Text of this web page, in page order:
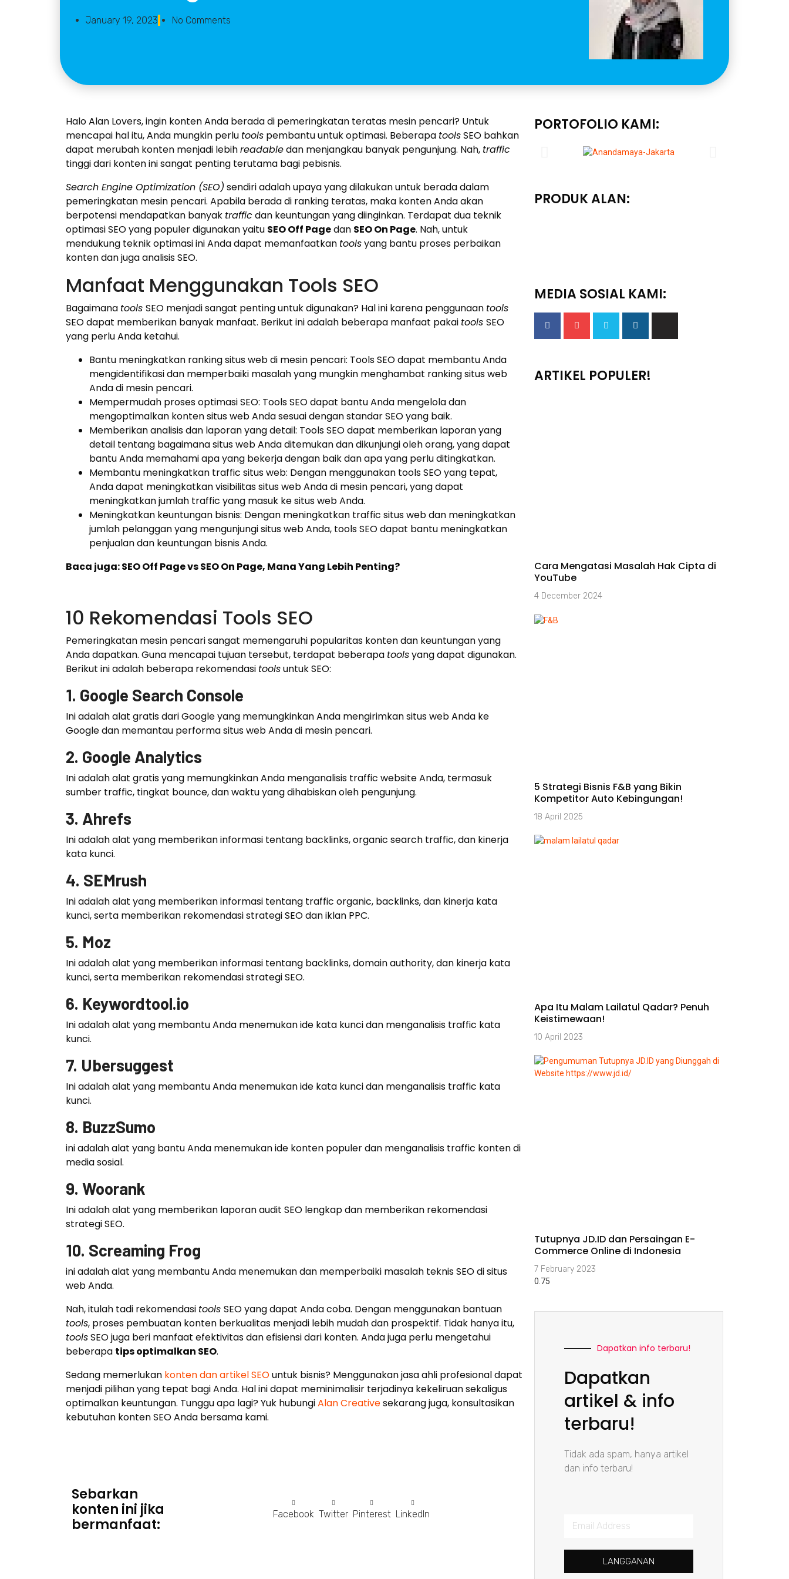
January 19, 2023 No Comments
Halo Alan Lovers, ingin konten Anda berada di pemeringkatan teratas mesin pencari? Untuk
mencapai hal itu, Anda mungkin perlu tools pembantu untuk optimasi. Beberapa toolsSEO bahkan
dapat merubah konten menjadi lebihreadabledan menjangkau banyak pengunjung. Nah, traffic
tinggi dari konten ini sangat penting terutama bagi pebisnis.
Search Engine Optimization (SEO) sendiri adalah upaya yang dilakukan untuk berada dalam
pemeringkatan mesin pencari. Apabila berada di ranking teratas, maka konten Anda akan
berpotensi mendapatkan banyak trafficdan keuntungan yang diinginkan. Terdapat dua teknik
optimasi SEO yang populer digunakan yaitu SEO Off Pagedan SEO On Page. Nah, untuk
mendukung teknik optimasi ini Anda dapat memanfaatkan toolsyang bantu proses perbaikan
konten dan juga analisis SEO.
Manfaat Menggunakan Tools SEO
Bagaimana tools SEO menjadi sangat penting untuk digunakan? Hal ini karena penggunaan tools
SEO dapat memberikan banyak manfaat. Berikut ini adalah beberapa manfaat pakai tools SEO
yang perlu Anda ketahui.
Bantu meningkatkan ranking situs web di mesin pencari: Tools SEO dapat membantu Anda
mengidentifikasi dan memperbaiki masalah yang mungkin menghambat ranking situs web
Anda di mesin pencari.
Mempermudah proses optimasi SEO: Tools SEO dapat bantu Anda mengelola dan
mengoptimalkan konten situs web Anda sesuai dengan standar SEO yang baik.
Memberikan analisis dan laporan yang detail: Tools SEO dapat memberikan laporan yang
detail tentang bagaimana situs web Anda ditemukan dan dikunjungi oleh orang, yang dapat
bantu Anda memahami apa yang bekerja dengan baik dan apa yang perlu ditingkatkan.
Membantu meningkatkan traffic situs web: Dengan menggunakan tools SEO yang tepat,
Anda dapat meningkatkan visibilitas situs web Anda di mesin pencari, yang dapat
meningkatkan jumlah traffic yang masuk ke situs web Anda.
Meningkatkan keuntungan bisnis: Dengan meningkatkan traffic situs web dan meningkatkan
jumlah pelanggan yang mengunjungi situs web Anda, tools SEO dapat bantu meningkatkan
penjualan dan keuntungan bisnis Anda.
Baca juga: SEO Off Page vs SEO On Page, Mana Yang Lebih Penting?
10 Rekomendasi Tools SEO
Pemeringkatan mesin pencari sangat memengaruhi popularitas konten dan keuntungan yang
Anda dapatkan. Guna mencapai tujuan tersebut, terdapat beberapa toolsyang dapat digunakan.
Berikut ini adalah beberapa rekomendasi toolsuntuk SEO:
1. Google Search Console
Ini adalah alat gratis dari Google yang memungkinkan Anda mengirimkan situs web Anda ke
Google dan memantau performa situs web Anda di mesin pencari.
2. Google Analytics
Ini adalah alat gratis yang memungkinkan Anda menganalisis traffic website Anda, termasuk
sumber traffic, tingkat bounce, dan waktu yang dihabiskan oleh pengunjung.
3. Ahrefs
Ini adalah alat yang memberikan informasi tentang backlinks, organic search traffic, dan kinerja
kata kunci.
4. SEMrush
Ini adalah alat yang memberikan informasi tentang traffic organic, backlinks, dan kinerja kata
kunci, serta memberikan rekomendasi strategi SEO dan iklan PPC.
5. Moz
Ini adalah alat yang memberikan informasi tentang backlinks, domain authority, dan kinerja kata
kunci, serta memberikan rekomendasi strategi SEO.
6. Keywordtool.io
Ini adalah alat yang membantu Anda menemukan ide kata kunci dan menganalisis traffic kata
kunci.
7. Ubersuggest
Ini adalah alat yang membantu Anda menemukan ide kata kunci dan menganalisis traffic kata
kunci.
8. BuzzSumo
ini adalah alat yang bantu Anda menemukan ide konten populer dan menganalisis traffic konten di
media sosial.
9. Woorank
Ini adalah alat yang memberikan laporan audit SEO lengkap dan memberikan rekomendasi
strategi SEO.
10. Screaming Frog
ini adalah alat yang membantu Anda menemukan dan memperbaiki masalah teknis SEO di situs
web Anda.
Nah, itulah tadi rekomendasi tools SEO yang dapat Anda coba. Dengan menggunakan bantuan
tools, proses pembuatan konten berkualitas menjadi lebih mudah dan prospektif. Tidak hanya itu,
toolsSEO juga beri manfaat efektivitas dan efisiensi dari konten. Anda juga perlu mengetahui
beberapa tips optimalkan SEO.
Sedang memerlukan konten dan artikel SEOuntuk bisnis? Menggunakan jasa ahli profesional dapat
menjadi pilihan yang tepat bagi Anda. Hal ini dapat meminimalisir terjadinya kekeliruan sekaligus
optimalkan keuntungan. Tunggu apa lagi? Yuk hubungiAlan Creativesekarang juga, konsultasikan
kebutuhan konten SEO Anda bersama kami.
Sebarkan
konten ini jika
bermanfaat:
Facebook Twitter Pinterest LinkedIn
PORTOFOLIO KAMI:
PRODUK ALAN:
MEDIA SOSIAL KAMI:
ARTIKEL POPULER!
Cara Mengatasi Masalah Hak Cipta di
YouTube
4 December 2024
5 Strategi Bisnis F&B yang Bikin
Kompetitor Auto Kebingungan!
18 April 2025
Apa Itu Malam Lailatul Qadar? Penuh
Keistimewaan!
10 April 2023
Tutupnya JD.ID dan Persaingan E-
Commerce Online di Indonesia
7 February 2023
Dapatkan info terbaru!
Dapatkan
artikel & info
terbaru!
Tidak ada spam, hanya artikel
dan info terbaru!
LANGGANAN